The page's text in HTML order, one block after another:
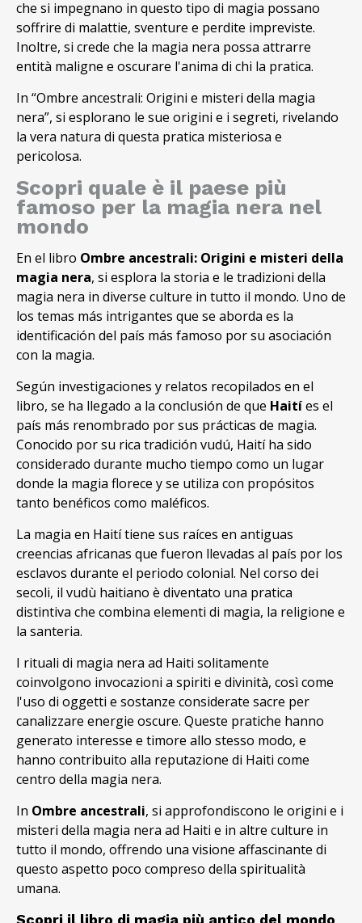
che si impegnano in questo tipo di magia possano
soffrire di malattie, sventure e perdite impreviste.
Inoltre, si crede che la magia nera possa attrarre
entità maligne e oscurare l'anima di chi la pratica.
In “Ombre ancestrali: Origini e misteri della magia
nera”, si esplorano le sue origini e i segreti, rivelando
la vera natura di questa pratica misteriosa e
pericolosa.
Scopri quale è il paese più
famoso per la magia nera nel
mondo
En el libro Ombre ancestrali: Origini e misteri della
magia nera, si esplora la storia e le tradizioni della
magia nera in diverse culture in tutto il mondo. Uno de
los temas más intrigantes que se aborda es la
identificación del país más famoso por su asociación
con la magia.
Según investigaciones y relatos recopilados en el
libro, se ha llegado a la conclusión de que Haitíes el
país más renombrado por sus prácticas de magia.
Conocido por su rica tradición vudú, Haití ha sido
considerado durante mucho tiempo como un lugar
donde la magia florece y se utiliza con propósitos
tanto benéficos como maléficos.
La magia en Haití tiene sus raíces en antiguas
creencias africanas que fueron llevadas al país por los
esclavos durante el periodo colonial. Nel corso dei
secoli, il vudù haitiano è diventato una pratica
distintiva che combina elementi di magia, la religione e
la santeria.
I rituali di magia nera ad Haiti solitamente
coinvolgono invocazioni a spiriti e divinità, così come
l'uso di oggetti e sostanze considerate sacre per
canalizzare energie oscure. Queste pratiche hanno
generato interesse e timore allo stesso modo, e
hanno contribuito alla reputazione di Haiti come
centro della magia nera.
In Ombre ancestrali, si approfondiscono le origini e i
misteri della magia nera ad Haiti e in altre culture in
tutto il mondo, offrendo una visione affascinante di
questo aspetto poco compreso della spiritualità
umana.